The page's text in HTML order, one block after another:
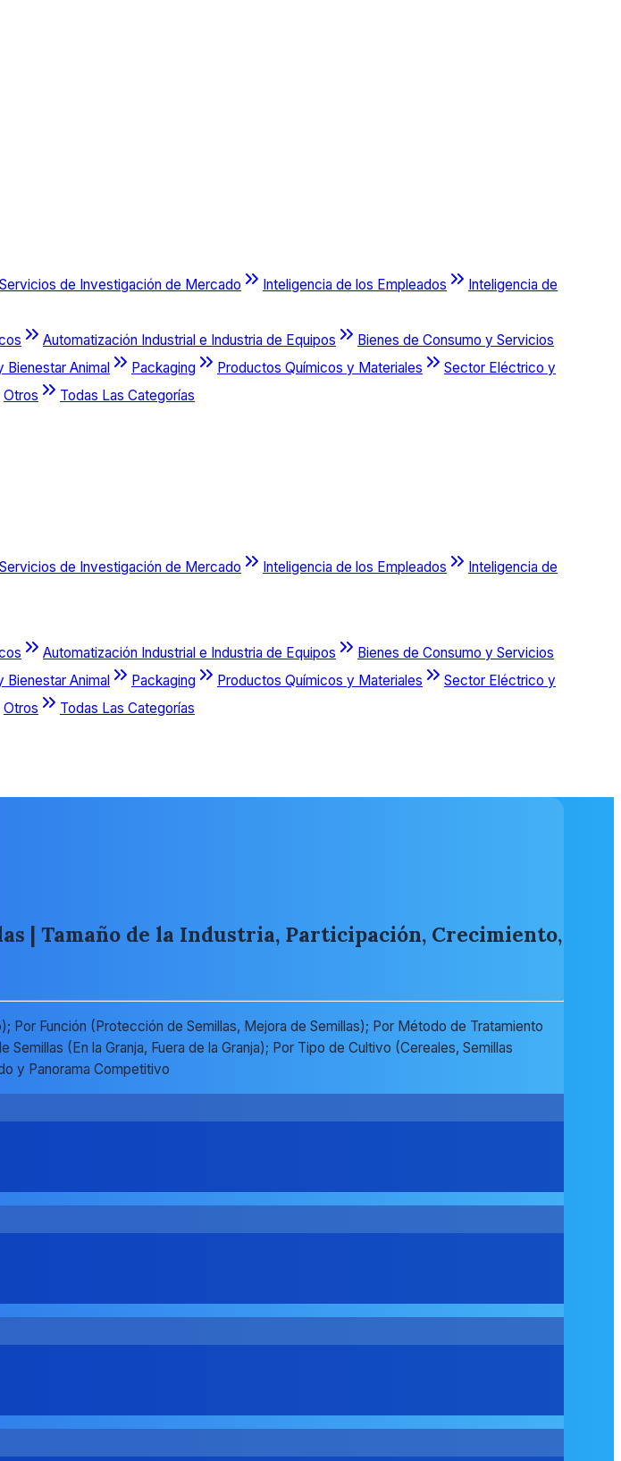
Servicios de Investigación de Mercado Inteligencia de los Empleados
Inteligencia de
Automatización Industrial e Industria de Equipos
Bienes de Consumo y Servicios
Bienestar Animal Packaging Productos Químicos y Materiales
Sector Eléctrico y
Otros Todas Las Categorías
Servicios de Investigación de Mercado Inteligencia de los Empleados
Inteligencia de
Automatización Industrial e Industria de Equipos
Bienes de Consumo y Servicios
Bienestar Animal Packaging Productos Químicos y Materiales
Sector Eléctrico y
Otros
Todas Las Categorías
| Tamaño de la Industria, Participación, Crecimiento,
Función (Protección de Semillas, Mejora de Semillas); Por Método de Tratamiento
(En la Granja, Fuera de la Granja); Por Tipo de Cultivo (Cereales, Semillas
y Panorama Competitivo